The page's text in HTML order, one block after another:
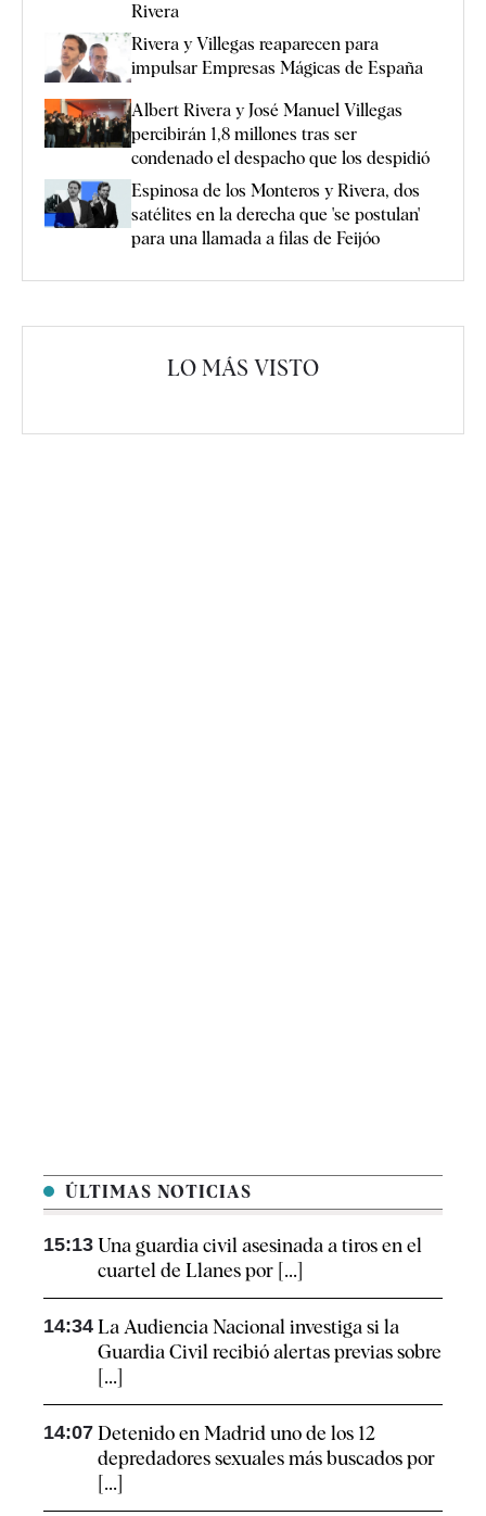
Rivera
Rivera y Villegas reaparecen para
impulsar Empresas Mágicas de España
Albert Rivera y José Manuel Villegas
percibirán 1,8 millones tras ser
condenado el despacho que los despidió
Espinosa de los Monteros y Rivera, dos
satélites en la derecha que 'se postulan'
para una llamada a filas de Feijóo
LO MÁS VISTO
ÚLTIMAS NOTICIAS
15:13 Una guardia civil asesinada a tiros en el
cuartel de Llanes por [...]
14:34 La Audiencia Nacional investiga si la
Guardia Civil recibió alertas previas sobre
[...]
14:07 Detenido en Madrid uno de los 12
depredadores sexuales más buscados por
[...]